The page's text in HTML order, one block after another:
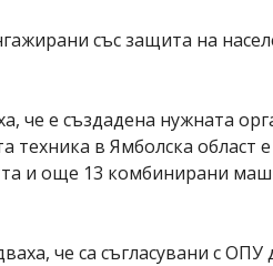
със защита на
че е създадена нужната
техника в Ямболска
и още 13 комбинирани
че са съгласувани с